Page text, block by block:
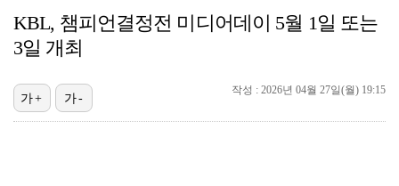
'리그 2연패 정조준' 아스널, 뉴캐슬서 기마랑이스 영…
에스파 고척돔 공연에 반가운 얼굴…아이들 미연·트와이스…
KBL, 챔피언결정전 미디어데이 5월 1일 또는
3일 개최
작성 : 2026년 04월 27일(월) 19:15
가+ 가-